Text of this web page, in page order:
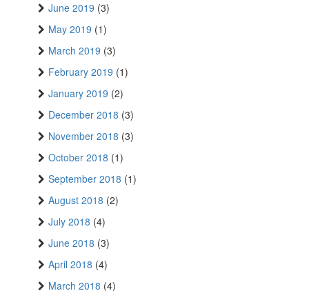
June 2019 (3)
May 2019 (1)
March 2019 (3)
February 2019 (1)
January 2019 (2)
December 2018 (3)
November 2018 (3)
October 2018 (1)
September 2018 (1)
August 2018 (2)
July 2018 (4)
June 2018 (3)
April 2018 (4)
March 2018 (4)